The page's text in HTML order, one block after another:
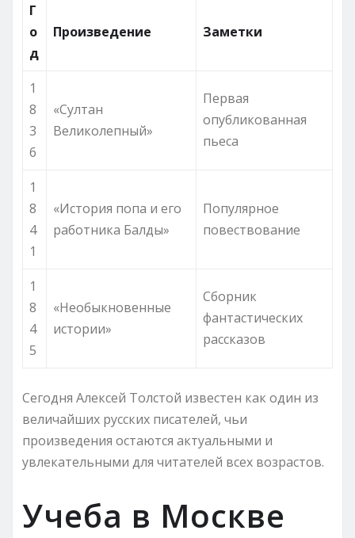
Г
о
д
Произведение Заметки
1
8
3
6
«Султан
Великолепный»
Первая
опубликованная
пьеса
1
8
4
1
«История попа и его
работника Балды»
Популярное
повествование
1
8
4
5
«Необыкновенные
истории»
Сборник
фантастических
рассказов
Сегодня Алексей Толстой известен как один из
величайших русских писателей, чьи
произведения остаются актуальными и
увлекательными для читателей всех возрастов.
Учеба в Москве